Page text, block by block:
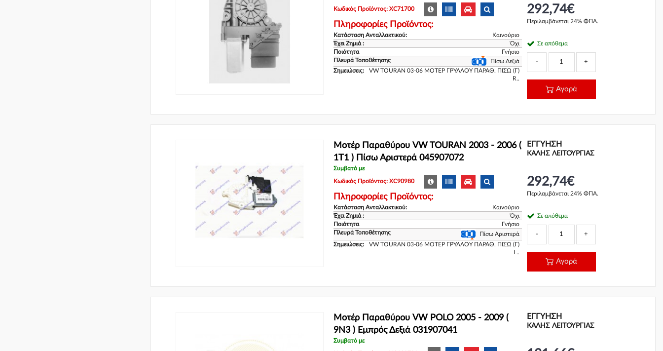
Κωδικός Προϊόντος: XC71700
Πληροφορίες Προϊόντος:
Κατάσταση Ανταλλακτικού:
Καινούριο
Έχει Ζημιά :
Όχι
Ποιότητα
Γνήσιο
Πλευρά Τοποθέτησης
Πίσω Δεξιά
Σημειώσεις:
VW TOURAN 03-06 ΜΟΤΕΡ ΓΡΥΛΛΟΥ ΠΑΡΑΘ. ΠΙΣΩ (Γ)
R..
292,74€
Περιλαμβάνεται 24% ΦΠΑ.
Σε απόθεμα
- +
Αγορά
Μοτέρ Παραθύρου VW TOURAN 2003 - 2006 (
1T1 ) Πίσω Αριστερά 045907072
Συμβατό με
Κωδικός Προϊόντος: XC90980
Πληροφορίες Προϊόντος:
Κατάσταση Ανταλλακτικού:
Καινούριο
Έχει Ζημιά :
Όχι
Ποιότητα
Γνήσιο
Πλευρά Τοποθέτησης
Πίσω Αριστερά
Σημειώσεις:
VW TOURAN 03-06 ΜΟΤΕΡ ΓΡΥΛΛΟΥ ΠΑΡΑΘ. ΠΙΣΩ (Γ)
L..
ΕΓΓΎΗΣΗ
ΚΑΛΗΣ ΛΕΙΤΟΥΡΓΙΑΣ
292,74€
Περιλαμβάνεται 24% ΦΠΑ.
Σε απόθεμα
- +
Αγορά
Μοτέρ Παραθύρου VW POLO 2005 - 2009 (
9N3 ) Εμπρός Δεξιά 031907041
Συμβατό με
ΕΓΓΎΗΣΗ
ΚΑΛΗΣ ΛΕΙΤΟΥΡΓΙΑΣ